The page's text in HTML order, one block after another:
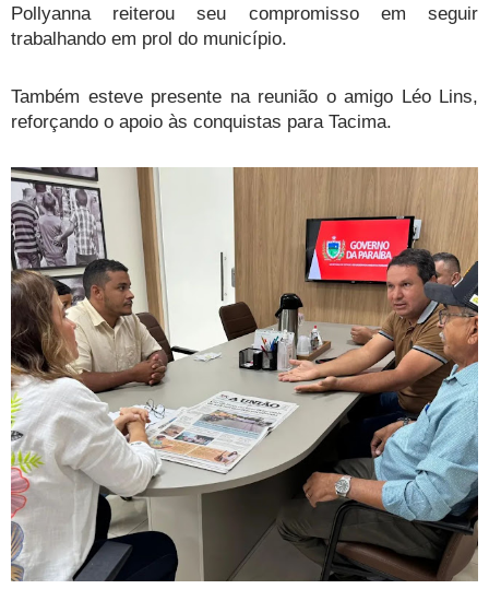
Pollyanna reiterou seu compromisso em seguir
trabalhando em prol do município.
Também esteve presente na reunião o amigo Léo Lins,
reforçando o apoio às conquistas para Tacima.